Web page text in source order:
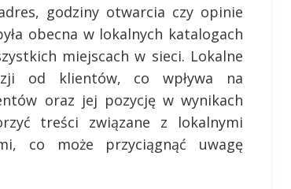
godziny otwarcia czy opinie
obecna w lokalnych katalogach
miejscach w sieci. Lokalne
od klientów, co wpływa na
oraz jej pozycję w wynikach
treści związane z lokalnymi
co może przyciągnąć uwagę